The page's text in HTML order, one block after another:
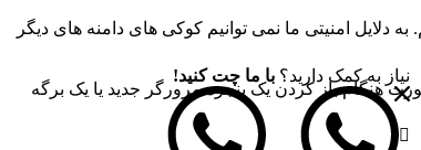
دلایل امنیتی ما نمی توانیم کوکی های دامنه های دیگر
این تنظیمات نیاز داریم. در غیر این صورت هنگام باز کردن یک پنجره مرورگر جدید یا یک برگه
نیاز به کمک دارید؟ با ما چت کنید!